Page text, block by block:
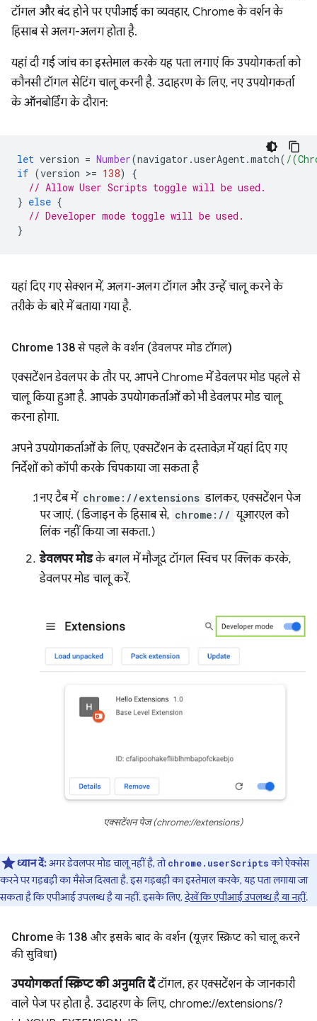
टॉगल और बंद होने पर एपीआई का व्यवहार, Chrome के वर्शन के
हिसाब से अलग-अलग होता है.
यहां दी गई जांच का इस्तेमाल करके यह पता लगाएं कि उपयोगकर्ता को
कौनसी टॉगल सेटिंग चालू करनी है. उदाहरण के लिए, नए उपयोगकर्ता
के ऑनबोर्डिंग के दौरान:
let version = Number(navigator .userAgent.match( /
if (version >= 138)
{
// Allow User Scripts toggle will be used.
} else {
// Developer mode toggle will be used.
}
यहां दिए गए सेक्शन में, अलग-अलग टॉगल और उन्हें चालू करने के
तरीके के बारे में बताया गया है.
Chrome 138 से पहले के वर्शन (डेवलपर मोड टॉगल)
एक्सटेंशन डेवलपर के तौर पर, आपने Chrome में डेवलपर मोड पहले से
चालू किया हुआ है. आपके उपयोगकर्ताओं को भी डेवलपर मोड चालू
करना होगा.
अपने उपयोगकर्ताओं के लिए, एक्सटेंशन के दस्तावेज़ में यहां दिए गए
निर्देशों को कॉपी करके चिपकाया जा सकता है
नए टैब में chrome://extensions डालकर, एक्सटेंशन पेज
पर जाएं. (डिजाइन के हिसाब से, chrome:// यूआरएल को
लिंक नहीं किया जा सकता.)
डेवलपर मोडके बगल में मौजूद टॉगल स्विच पर क्लिक करके,
डेवलपर मोड चालू करें.
एक्सटेंशन पेज (chrome://extensions)
ध्यान दें:अगर डेवलपर मोड चालू नहीं है, तोchrome.userScriptsको ऐक्सेस
करने पर गड़बड़ी का मैसेज दिखता है. इस गड़बड़ी का इस्तेमाल करके, यह पता लगाया जा
सकता है कि एपीआई उपलब्ध है या नहीं. इसके लिए,देखें कि एपीआई उपलब्ध है या नहीं.
Chrome के 138 और इसके बाद के वर्शन (यूज़र स्क्रिप्ट को चालू करने
की सुविधा)
उपयोगकर्ता स्क्रिप्ट की अनुमति देंटॉगल, हर एक्सटेंशन के जानकारी
वाले पेज पर होता है. उदाहरण के लिए, chrome://extensions/?